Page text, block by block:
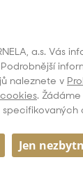
a.s. Vás
naleznete v
.
specifikovaných
Jen